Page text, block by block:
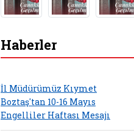
Haberler
İl Müdürümüz Kıymet
Boztaş'tan 10-16 Mayıs
Engelliler Haftası Mesajı